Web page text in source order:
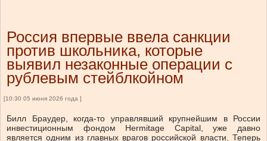
Россия впервые ввела санкции
против школьника, которые
выявил незаконные операции с
рублевым стейблкойном
[10:30 05 июня 2026 года ]
Билл Браудер, когда-то управлявший крупнейшим в России
инвестиционным фондом Hermitage Capital, уже давно
является одним из главных врагов российской власти. Теперь